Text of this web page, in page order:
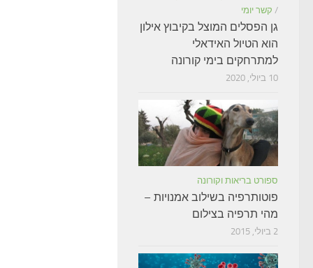
/ קשר יומי
גן הפסלים המוצל בקיבוץ אילון
הוא הטיול האידאלי
למתרחקים בימי קורונה
10 ביולי, 2020
ספורט בריאות וקורונה
פוטותרפיה בשילוב אמנויות –
מהי תרפיה בצילום
2 ביולי, 2015